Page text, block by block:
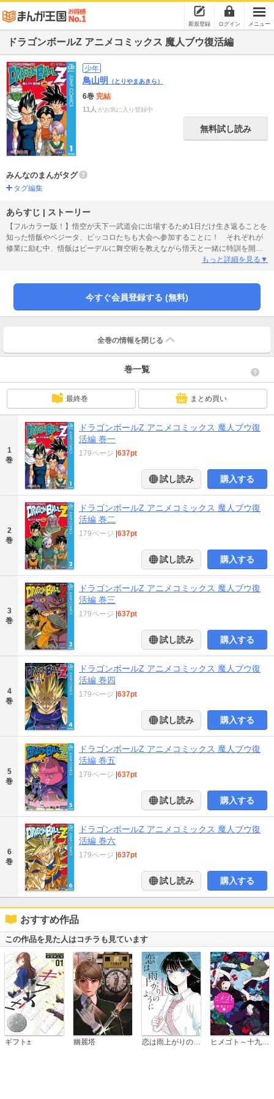
新規登録 ログイン メニュー
ドラゴンボールZ アニメコミックス 魔人ブウ復活編
少年
鳥山明 （とりやまあきら）
6巻 完結
11人 がお気に入り登録中
無料試し読み
みんなのまんがタグ
タグ編集
あらすじ | ストーリー
【フルカラー版！】悟空が天下一武道会に出場するため1日だけ生き返ることを
知った悟飯やベジータ、ピッコロたちも大会へ参加することに！ それぞれが
修業に励む中、悟飯はビーデルに舞空術を教えながら悟天と一緒に特訓を開
始！ そして、待ちに待った天下一武道会が開幕!! まずは少年の部で、悟天と
もっと詳細を見る▼
今すぐ会員登録する (無料)
全巻の情報を 閉じる
巻一覧
最終巻 まとめ買い
1
巻
ドラゴンボールZ アニメコミックス 魔人ブウ復
活編 巻一
179ページ 637pt
試し読み 購入する
2
巻
ドラゴンボールZ アニメコミックス 魔人ブウ復
活編 巻二
179ページ 637pt
試し読み 購入する
3
巻
ドラゴンボールZ アニメコミックス 魔人ブウ復
活編 巻三
179ページ 637pt
試し読み 購入する
4
巻
ドラゴンボールZ アニメコミックス 魔人ブウ復
活編 巻四
179ページ 637pt
試し読み 購入する
5
巻
ドラゴンボールZ アニメコミックス 魔人ブウ復
活編 巻五
179ページ 637pt
試し読み 購入する
6
巻
ドラゴンボールZ アニメコミックス 魔人ブウ復
活編 巻六
179ページ 637pt
試し読み 購入する
おすすめ作品
この作品を見た人はコチラも見ています
ギフト± 幽麗塔 恋は雨上がりのように ヒメゴト～十九歳の制服～